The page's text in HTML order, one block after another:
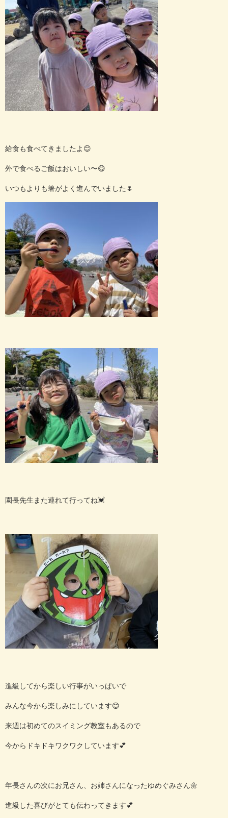
給食も食べてきましたよ😊
外で食べるご飯はおいしい〜😋
いつもよりも箸がよく進んでいました🌷
園長先生また連れて行ってね💓
進級してから楽しい行事がいっぱいで
みんな今から楽しみにしています😊
来週は初めてのスイミング教室もあるので
今からドキドキワクワクしています💕
年長さんの次にお兄さん、お姉さんになったゆめぐみさん🌼
進級した喜びがとても伝わってきます💕